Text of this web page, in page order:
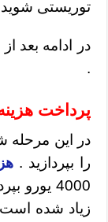
توریستی
در ادامه بعد
.
پرداخت
در این مرحله
را بپردازید .
4000
زیاد شده است